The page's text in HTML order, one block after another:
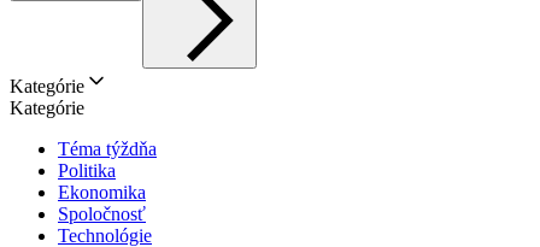
Kategórie
Kategórie
Téma týždňa
Politika
Ekonomika
Spoločnosť
Technológie